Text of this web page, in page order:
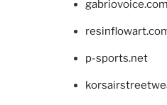
gabriovoice.com
p-sports.net